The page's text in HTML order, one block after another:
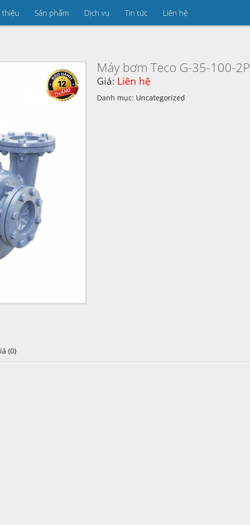
thiệu Sản phẩm Dịch vụ Tin tức Liên hệ
Máy bơm Teco G-35-100-2P
Giá: Liên hệ
Danh mục: Uncategorized
(0)